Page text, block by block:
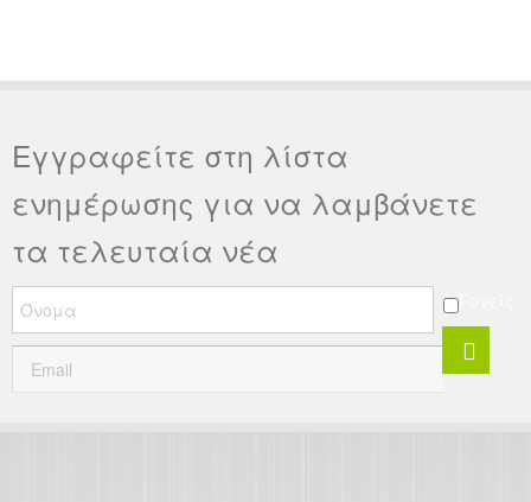
εκπαίδευσης στην παιδιατρική.
Εγγραφείτε στη λίστα
ενημέρωσης για να λαμβάνετε
τα τελευταία νέα
Γονείς